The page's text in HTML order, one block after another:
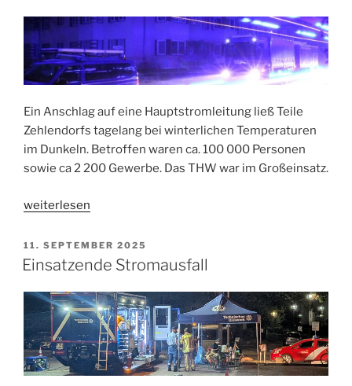
Ein Anschlag auf eine Hauptstromleitung ließ Teile
Zehlendorfs tagelang bei winterlichen Temperaturen
im Dunkeln. Betroffen waren ca. 100 000 Personen
sowie ca 2 200 Gewerbe. Das THW war im Großeinsatz.
„Stromausfall
weiterlesen
VERÖFFENTLICHT
AM
11. SEPTEMBER 2025
Einsatzende Stromausfall